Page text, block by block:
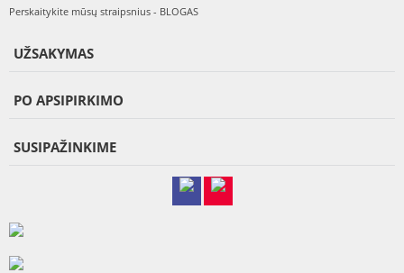
Perskaitykite mūsų straipsnius - BLOGAS
UŽSAKYMAS
PO APSIPIRKIMO
SUSIPAŽINKIME